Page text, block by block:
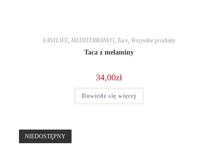
EASYLIFE MEDITERRANEO Tace Wszystkie produkty
Taca z melaminy
34,00zł
Dowiedz się więcej
NIEDOSTĘPNY